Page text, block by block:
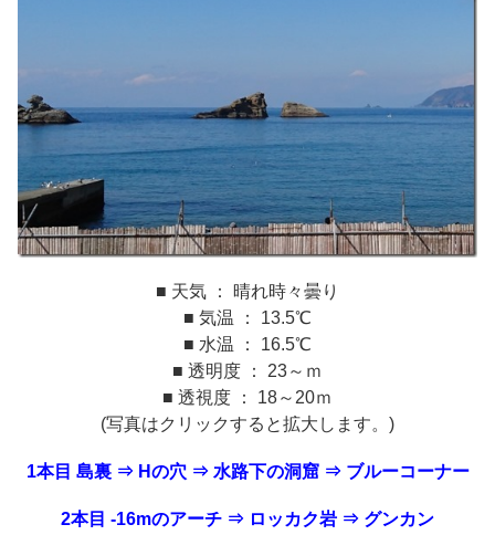
■ 天気 ： 晴れ時々曇り
■ 気温 ： 13.5℃
■ 水温 ： 16.5℃
■ 透明度 ： 23～ｍ
■ 透視度 ： 18～20ｍ
(写真はクリックすると拡大します。)
1本目 島裏 ⇒ Hの穴 ⇒ 水路下の洞窟 ⇒ ブルーコーナー
2本目 -16mのアーチ ⇒ ロッカク岩 ⇒ グンカン